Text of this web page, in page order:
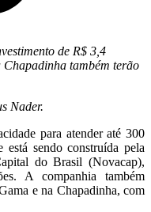
de R$ 3,4
também terão
Nader.
para atender até 300
sendo construída pela
do Brasil (Novacap),
A companhia também
e na Chapadinha, com